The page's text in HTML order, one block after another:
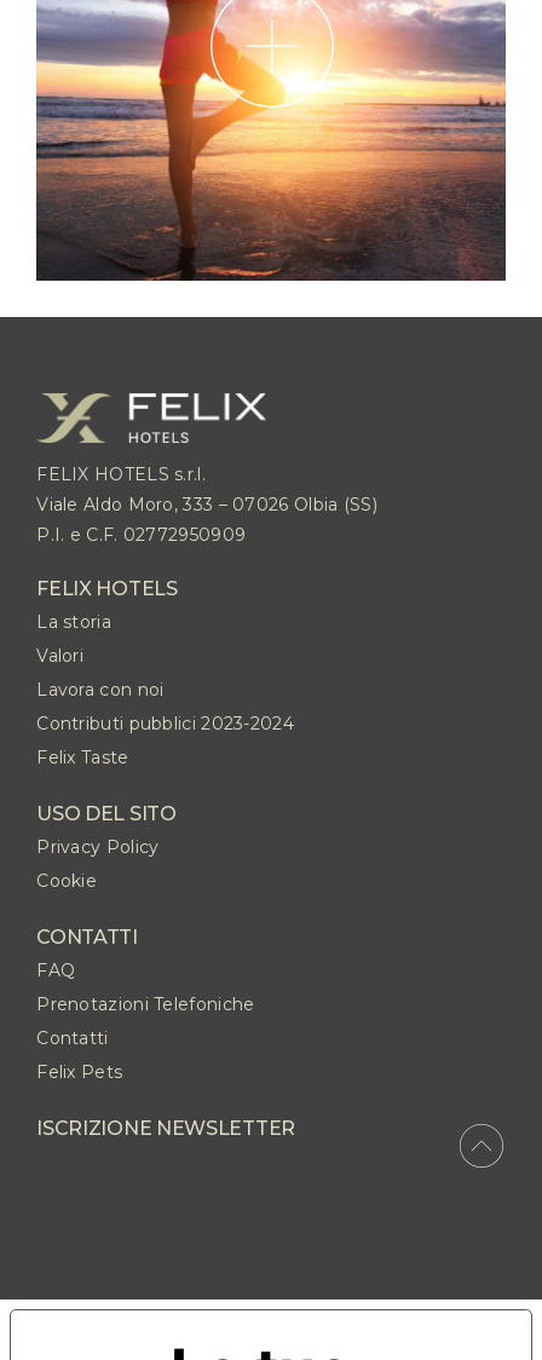
FELIX HOTELS s.r.l.
Viale Aldo Moro, 333 – 07026 Olbia (SS)
P.I. e C.F. 02772950909
FELIX HOTELS
La storia
Valori
Lavora con noi
Contributi pubblici 2023-2024
Felix Taste
USO DEL SITO
Privacy Policy
Cookie
CONTATTI
FAQ
Prenotazioni Telefoniche
Contatti
Felix Pets
ISCRIZIONE NEWSLETTER